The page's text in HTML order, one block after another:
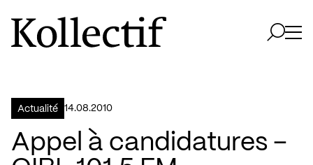
Aller à la page d'accueil
Logo Kollectif
Actualité 14.08.2010
Appel à candidatures –